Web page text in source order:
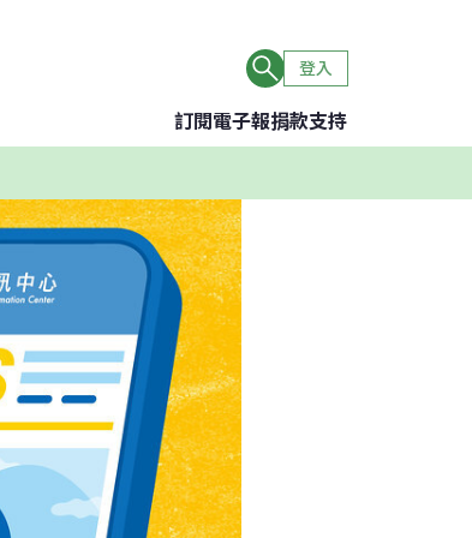
登入
訂閱電子報捐款支持